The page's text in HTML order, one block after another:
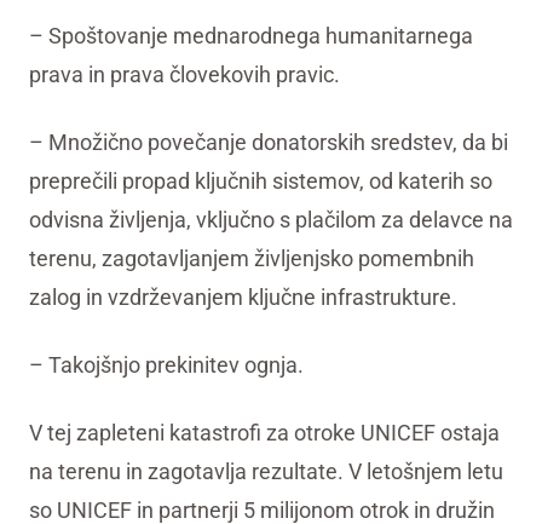
– Spoštovanje mednarodnega humanitarnega
prava in prava človekovih pravic.
– Množično povečanje donatorskih sredstev, da bi
preprečili propad ključnih sistemov, od katerih so
odvisna življenja, vključno s plačilom za delavce na
terenu, zagotavljanjem življenjsko pomembnih
zalog in vzdrževanjem ključne infrastrukture.
– Takojšnjo prekinitev ognja.
V tej zapleteni katastrofi za otroke UNICEF ostaja
na terenu in zagotavlja rezultate. V letošnjem letu
so UNICEF in partnerji 5 milijonom otrok in družin